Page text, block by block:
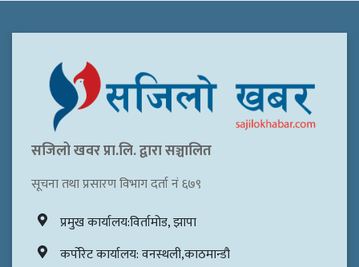
सजिलो खवर प्रा.लि. द्वारा सञ्चालित
सूचना तथा प्रसारण विभाग दर्ता नं ६७९
प्रमुख कार्यालय:विर्तामोड, झापा
कर्पोरेट कार्यालय: वनस्थली,काठमान्डौ